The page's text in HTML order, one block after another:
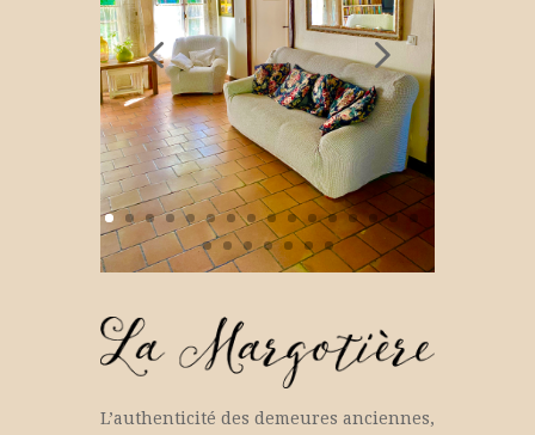
L’authenticité des demeures anciennes,